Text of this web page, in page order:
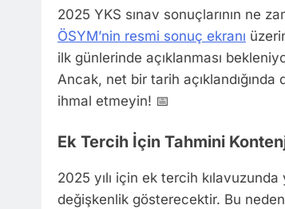
2025 YKS sınav sonuçlarının ne
ÖSYM’nin resmi sonuç ekranı
ilk günlerinde açıklanması
Ancak, net bir tarih
ihmal etmeyin! 📅
Ek Tercih İçin Tahmini
2025 yılı için ek tercih
değişkenlik gösterecektir. Bu